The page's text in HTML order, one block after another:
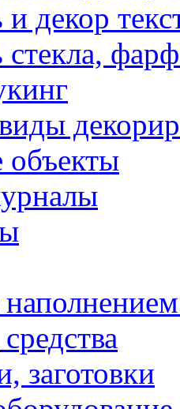
декор
стекла,
объекты
заготовки